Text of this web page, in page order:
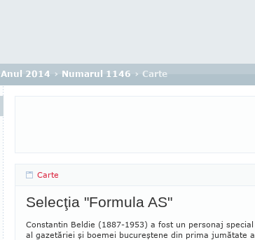
Anul 2014 › Numarul 1146 › Carte
Carte
Selecţia "Formula AS"
Constantin Beldie (1887-1953) a fost un per­sonaj special
al gazetăriei şi boemei bucureştene din prima jumătate a